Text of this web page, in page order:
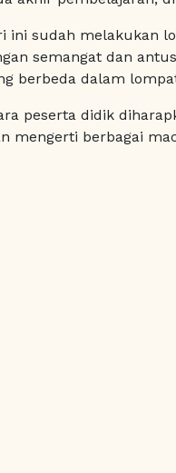
ini sudah melakukan
semangat dan
berbeda dalam
peserta didik
mengerti berbagai